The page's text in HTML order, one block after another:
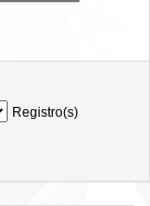
Registro(s)